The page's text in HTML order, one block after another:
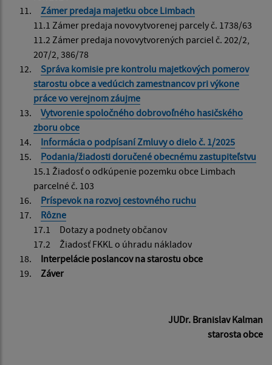
Zámer predaja majetku obce Limbach
11.1 Zámer predaja novovytvorenej parcely č. 1738/63
11.2 Zámer predaja novovytvorených parciel č. 202/2,
207/2, 386/78
Správa komisie pre kontrolu majetkových pomerov
starostu obce a vedúcich zamestnancov pri výkone
práce vo verejnom záujme
Vytvorenie spoločného dobrovoľného hasičského
zboru obce
Informácia o podpísaní Zmluvy o dielo č. 1/2025
Podania/žiadosti doručené obecnému zastupiteľstvu
15.1 Žiadosť o odkúpenie pozemku obce Limbach
parcelné č. 103
Príspevok na rozvoj cestovného ruchu
Rôzne
17.1 Dotazy a podnety občanov
17.2 Žiadosť FKKL o úhradu nákladov
Interpelácie poslancov na starostu obce
Záver
JUDr. Branislav Kalman
starosta obce